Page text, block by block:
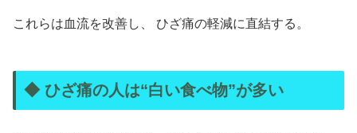
これらは血流を改善し、 ひざ痛の軽減に直結する。
◆ ひざ痛の人は“白い食べ物”が多い